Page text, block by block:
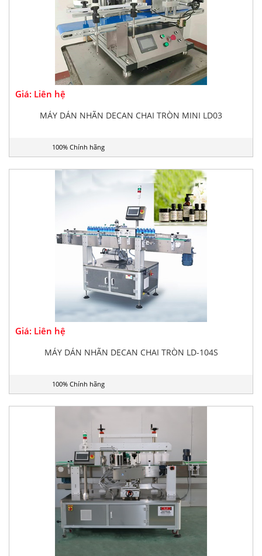
Giá: Liên hệ
MÁY DÁN NHÃN DECAN CHAI TRÒN MINI LD03
100% Chính hãng
Giá: Liên hệ
MÁY DÁN NHÃN DECAN CHAI TRÒN LD-104S
100% Chính hãng